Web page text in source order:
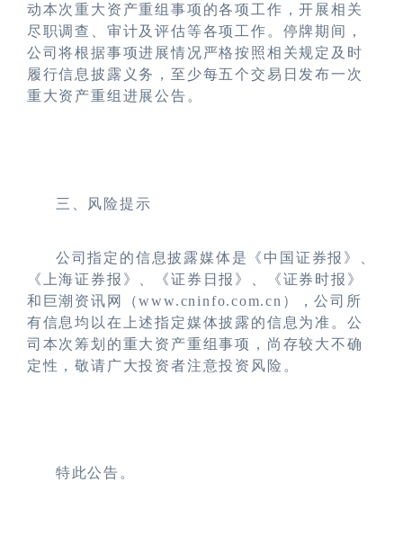
动本次重大资产重组事项的各项工作，开展相关
尽职调查、审计及评估等各项工作。停牌期间，
公司将根据事项进展情况严格按照相关规定及时
履行信息披露义务，至少每五个交易日发布一次
重大资产重组进展公告。
三、风险提示
公司指定的信息披露媒体是《中国证券报》、
《上海证券报》、《证券日报》、《证券时报》
和巨潮资讯网（www.cninfo.com.cn ），公司所
有信息均以在上述指定媒体披露的信息为准。公
司本次筹划的重大资产重组事项，尚存较大不确
定性，敬请广大投资者注意投资风险。
特此公告。